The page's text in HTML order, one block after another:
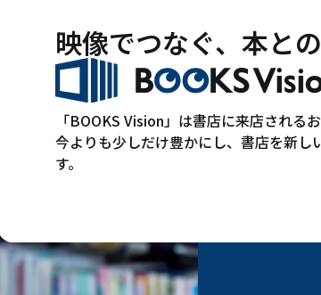
映像でつなぐ、 本と
「BOOKS Vision」は書店に来店される
今よりも少しだけ豊かにし、書店を新し
す。